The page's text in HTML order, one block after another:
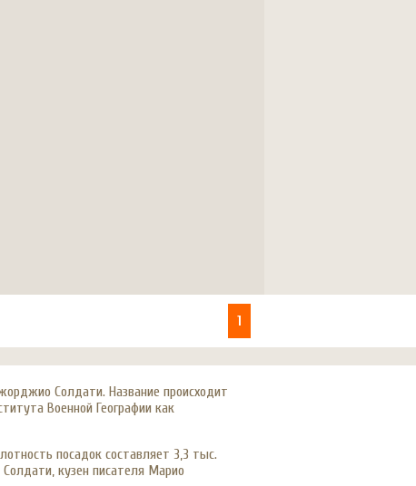
1
Солдати. Название происходит
Военной Географии как
посадок составляет 3,3 тыс.
кузен писателя Марио